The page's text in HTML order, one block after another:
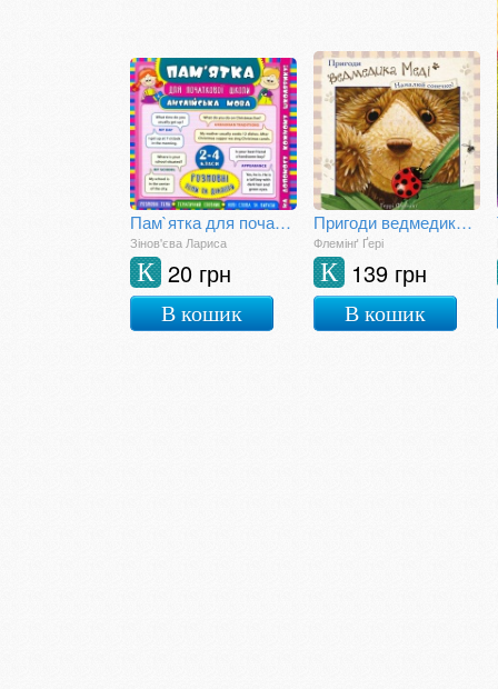
Пам`ятка для початкової школи. Англійська мова. Розмовні теми та діалоги. 2-4 класи
Зінов'єва Лариса
20 грн
К
В кошик
Пригоди ведмедика Меді. Малюємо сонечко
Флемінґ Ґері
139 грн
К
В кошик